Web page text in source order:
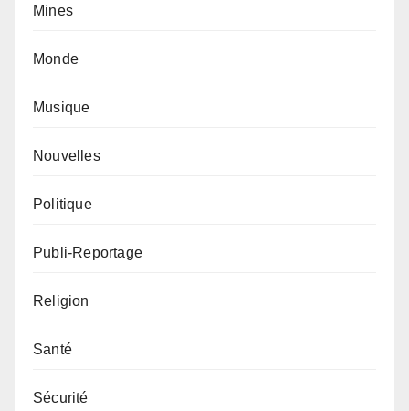
Mines
Monde
Musique
Nouvelles
Politique
Publi-Reportage
Religion
Santé
Sécurité